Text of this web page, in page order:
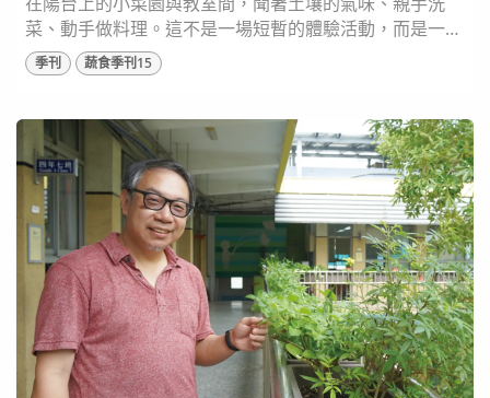
菜、動手做料理。這不是一場短暫的體驗活動，而是一段
日復一日、由老師與孩子共同堆疊出來的生活教育歷程。
中正幼兒園園長蕭淑芬深信，教育應該從孩子最貼近的生
習可能的起點。讓我們走進中正幼兒園，看看他們多年來
如何透過實踐食農教育在都市中生根，透過一餐一菜
間，...
季刊 蔬食季刊15